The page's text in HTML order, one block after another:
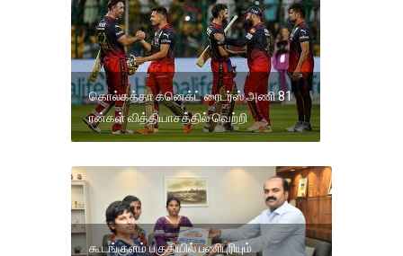
கொல்கத்தா கனெக்ட் ரைடர்ஸ் அணி 81
ரன்கள் வித்தியாசத்தில் வெற்றி
கூடங்குளம் பகுதியில் பணிபுரியும்